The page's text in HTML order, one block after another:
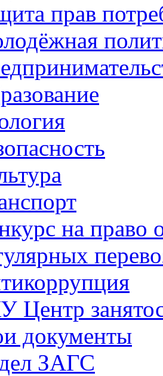
прав
на право
Центр
документы
ЗАГС